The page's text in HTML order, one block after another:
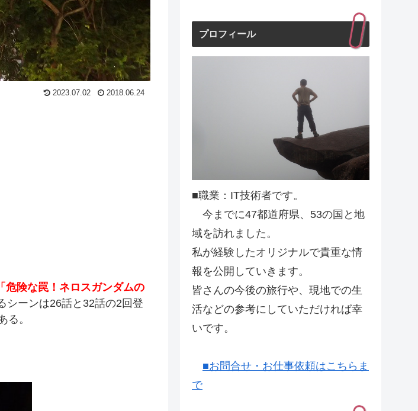
2023.07.02 2018.06.24
危険な罠！ネロスガンダムの
シーンは26話と32話の2回登
る。
プロフィール
■職業：IT技術者です。
今までに47都道府県、53の国と地
域を訪れました。
私が経験したオリジナルで貴重な情
報を公開していきます。
皆さんの今後の旅行や、現地での生
活などの参考にしていただければ幸
いです。
■お問合せ・お仕事依頼はこちらま
で